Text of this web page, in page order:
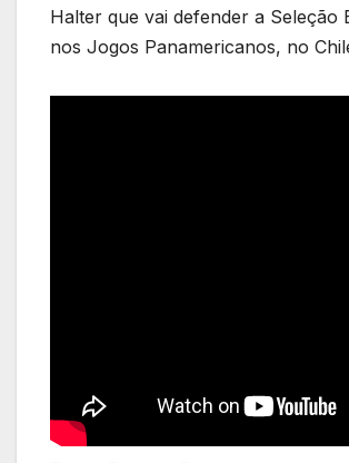
Halter que vai defender a Seleção
nos Jogos Panamericanos, no